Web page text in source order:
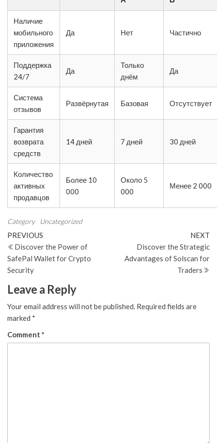
Наличие
мобильного
приложения
Да Нет Частично
Поддержка
24/7
Да
Только
днём
Да
Система
отзывов
Развёрнутая Базовая Отсутствует
Гарантия
возврата
средств
14 дней 7 дней 30 дней
Количество
активных
продавцов
Более 10
000
Около 5
000
Менее 2 000
Category Uncategorized
Post
navigation
Previous
Post
PREVIOUS
Discover the Power of
SafePal Wallet for Crypto
Security
NEXT
Discover the Strategic
Advantages of Solscan for
Traders
Leave a Reply
Your email address will not be published. Required fields are
marked *
Comment *